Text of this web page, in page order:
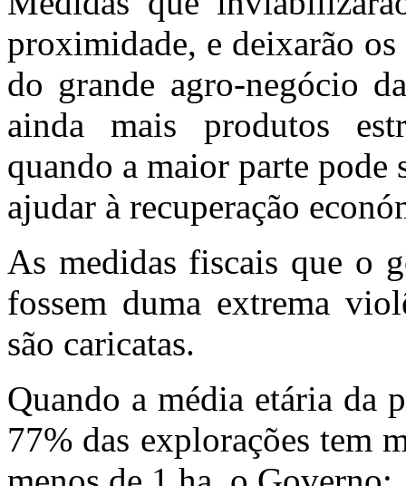
proximidade, e deixarão
do grande agro-negócio
ainda mais produtos
quando a maior parte pode
ajudar à recuperação
As medidas fiscais que o
fossem duma extrema
são caricatas.
Quando a média etária da
77% das explorações tem